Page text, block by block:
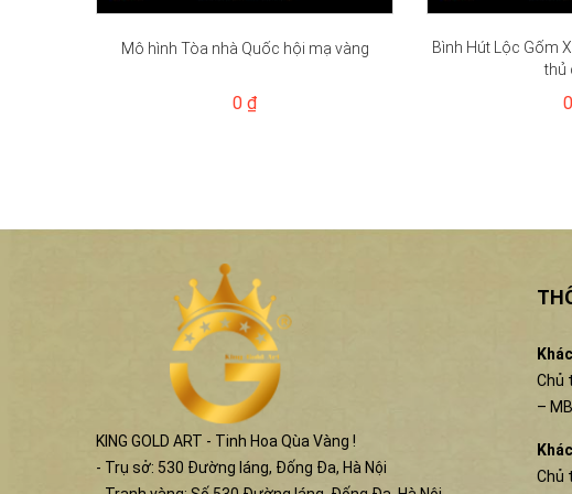
Mô hình Tòa nhà Quốc hội mạ vàng
0 ₫
Bình Hút Lộc Gốm
thủ
KING GOLD ART - Tinh Hoa Qùa Vàng !
- Trụ sở: 530 Đường láng, Đống Đa, Hà Nội
Chủ
–
Chủ